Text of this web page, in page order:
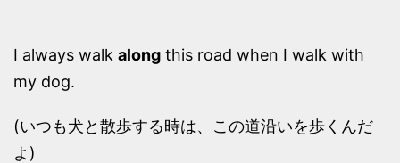
I always walk along this road when I walk with
my dog.
(いつも犬と散歩する時は、この道沿いを歩くんだ
よ)